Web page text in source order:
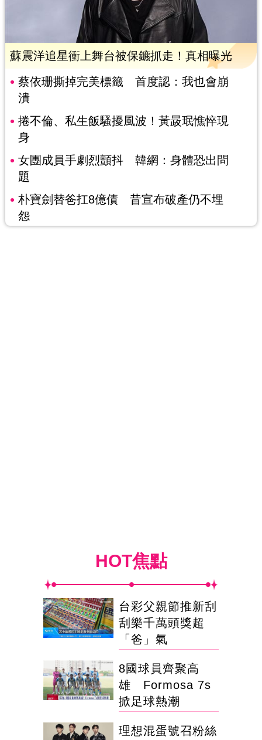
蘇震洋追星衝上舞台被保鑣抓走！真相曝光
蔡依珊撕掉完美標籤 首度認：我也會崩
潰
捲不倫、私生飯騷擾風波！黃晸珉憔悴現
身
女團成員手劇烈顫抖 韓網：身體恐出問
題
朴寶劍替爸扛8億債 昔宣布破產仍不埋
怨
HOT焦點
台彩父親節推新刮
刮樂千萬頭獎超
「爸」氣
8國球員齊聚高
雄 Formosa 7s
掀足球熱潮
理想混蛋號召粉絲